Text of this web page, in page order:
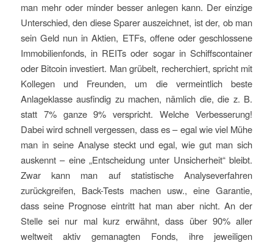
man mehr oder minder besser anlegen kann. Der einzige
Unterschied, den diese Sparer auszeichnet, ist der, ob man
sein Geld nun in Aktien, ETFs, offene oder geschlossene
Immobilienfonds, in REITs oder sogar in Schiffscontainer
oder Bitcoin investiert. Man grübelt, recherchiert, spricht mit
Kollegen und Freunden, um die vermeintlich beste
Anlageklasse ausfindig zu machen, nämlich die, die z. B.
statt 7% ganze 9% verspricht. Welche Verbesserung!
Dabei wird schnell vergessen, dass es – egal wie viel Mühe
man in seine Analyse steckt und egal, wie gut man sich
auskennt – eine „Entscheidung unter Unsicherheit“ bleibt.
Zwar kann man auf statistische Analyseverfahren
zurückgreifen, Back-Tests machen usw., eine Garantie,
dass seine Prognose eintritt hat man aber nicht. An der
Stelle sei nur mal kurz erwähnt, dass über 90% aller
weltweit aktiv gemanagten Fonds, ihre jeweiligen